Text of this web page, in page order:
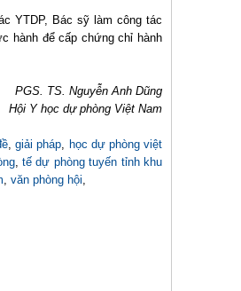
YTDP, Bác sỹ làm công tác
hành để cấp chứng chỉ hành
PGS. TS. Nguyễn Anh Dũng
Hội Y học dự phòng Việt Nam
,giải pháp, học dự phòng việt
,tế dự phòng tuyến tỉnh khu
, văn phòng hội,